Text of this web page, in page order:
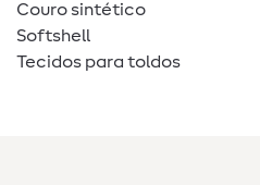
Couro sintético
Softshell
Tecidos para toldos